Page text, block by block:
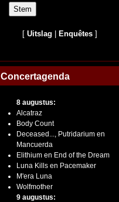
[Uitslag Enquêtes ]
Concertagenda
8 augustus:
Alcatraz
Body Count
Deceased..., Putridarium en
Mancuerda
Elithium en End of the Dream
Luna Kills en Pacemaker
M'era Luna
Wolfmother
9 augustus: